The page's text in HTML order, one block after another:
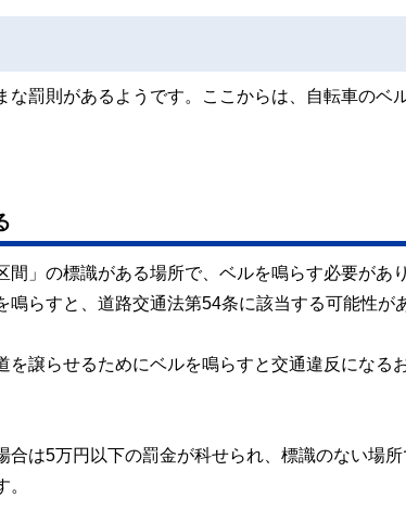
な罰則があるようです。ここからは、自転車のベ
間」の標識がある場所で、ベルを鳴らす必要があ
らすと、道路交通法第54条に該当する可能性が
を譲らせるためにベルを鳴らすと交通違反になる
は5万円以下の罰金が科せられ、標識のない場
。